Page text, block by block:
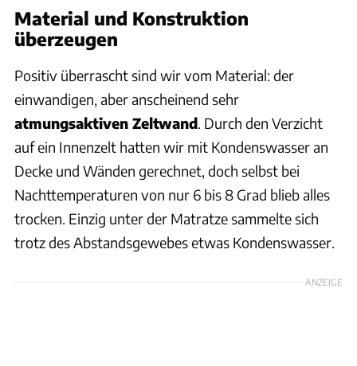
Material und Konstruktion
überzeugen
Positiv überrascht sind wir vom Material: der
einwandigen, aber anscheinend sehr
atmungsaktiven Zeltwand. Durch den Verzicht
auf ein Innenzelt hatten wir mit Kondenswasser an
Decke und Wänden gerechnet, doch selbst bei
Nachttemperaturen von nur 6 bis 8 Grad blieb alles
trocken. Einzig unter der Matratze sammelte sich
trotz des Abstandsgewebes etwas Kondenswasser.
ANZEIGE